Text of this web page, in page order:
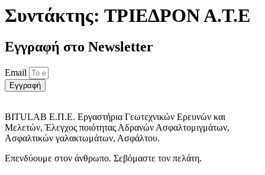
Συντάκτης: ΤΡΙΕΔΡΟΝ Α.Τ.Ε
Εγγραφή στο Νewsletter
Email
Εγγραφή
BITULAB Ε.Π.Ε. Εργαστήρια Γεωτεχνικών Ερευνών και
Μελετών, Έλεγχος ποιότητας Αδρανών Ασφαλτομιγμάτων,
Ασφαλτικών γαλακτωμάτων, Ασφάλτου.
Επενδύουμε στον άνθρωπο. Σεβόμαστε τον πελάτη.